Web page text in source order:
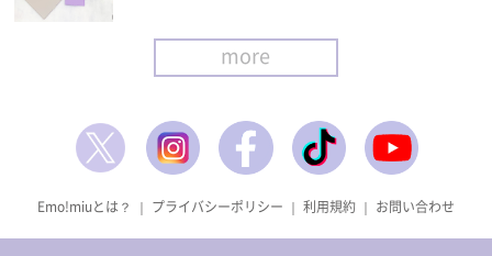
more
Emo!miuとは？ ｜ プライバシーポリシー ｜ 利用規約 ｜ お問い合わせ